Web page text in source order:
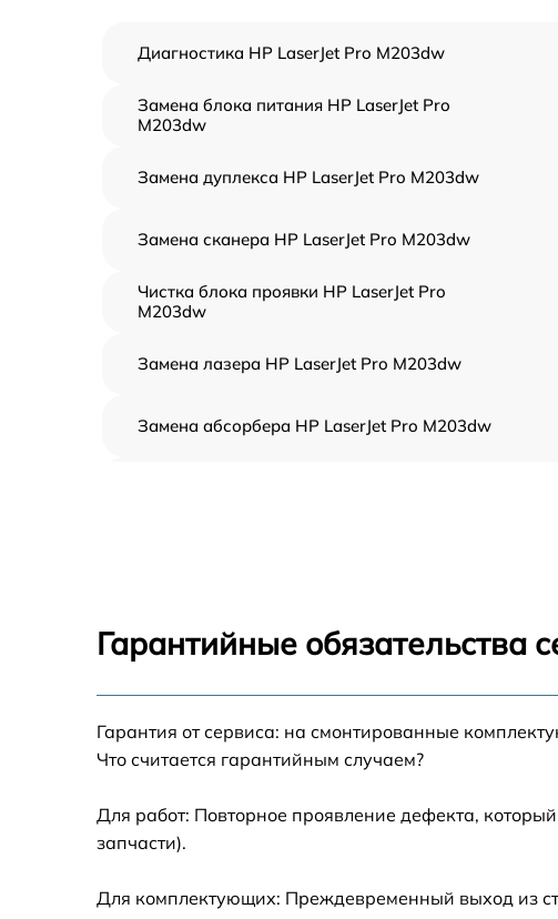
Диагностика HP LaserJet Pro M203dw
Замена блока питания HP LaserJet Pro
M203dw
Замена дуплекса HP LaserJet Pro M203dw
Замена сканера HP LaserJet Pro M203dw
Чистка блока проявки HP LaserJet Pro
M203dw
Замена лазера HP LaserJet Pro M203dw
Замена абсорбера HP LaserJet Pro M203dw
Замена печатной головки HP LaserJet Pro
M203dw
Гарантийные обязательства
Гарантия от сервиса: на смонтированные
Что считается гарантийным случаем?
Для работ: Повторное проявление дефекта,
запчасти).
Для комплектующих: Преждевременный выход из